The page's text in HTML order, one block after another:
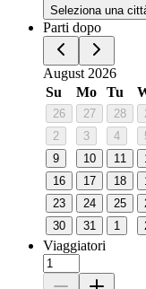
Seleziona una
Parti dopo
August 2026
Su
Mo Tu
26 27 28
2
3 4
9
10 11
16
17 18
23
24 25
30
31 1
Viaggiatori